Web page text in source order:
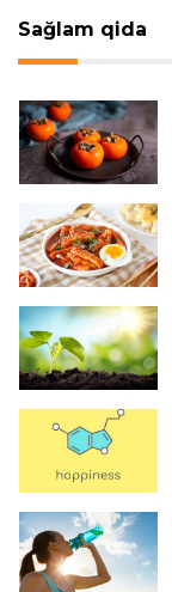
Konfrans liqası
"Qarabağ"
Bütün
Sağlam qida